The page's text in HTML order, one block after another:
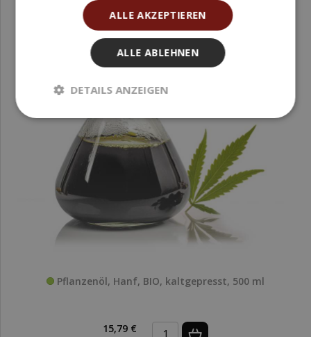
Pflanzenöl, Hanf, BIO, kaltgepresst, 500 ml
15,79 €
ALLE AKZEPTIEREN
ALLE ABLEHNEN
DETAILS ANZEIGEN